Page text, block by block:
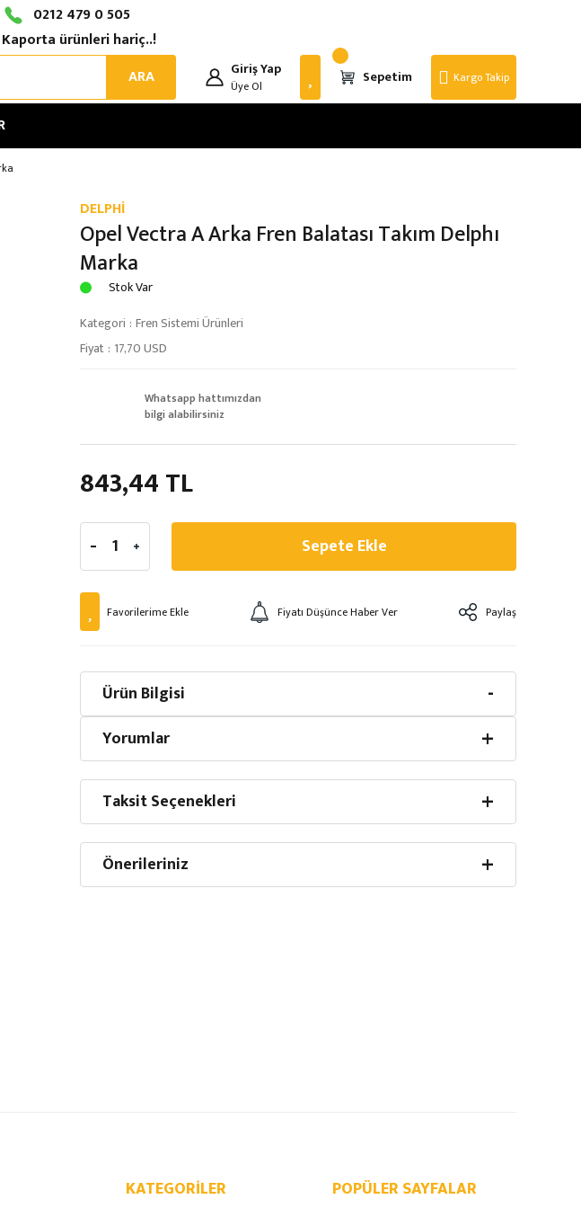
0212 479 0 505
ürünleri hariç..!
ARA
Giriş Yap
Üye Ol Sepetim Kargo Takip
DELPHİ
Opel Vectra A Arka Fren Balatası Takım Delphı
Marka
Stok Var
Kategori Fren Sistemi Ürünleri
Fiyat 17,70 USD
Whatsapp hattımızdan
bilgi alabilirsiniz
843,44 TL
Sepete Ekle
Fiyatı Düşünce Haber Ver Paylaş
Ürün Bilgisi
Yorumlar
Taksit Seçenekleri
Önerileriniz
KATEGORILER POPÜLER SAYFALAR